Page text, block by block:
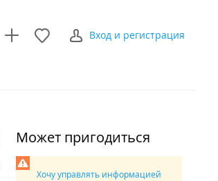
Вход и регистрация
Может пригодиться
Хочу управлять информацией